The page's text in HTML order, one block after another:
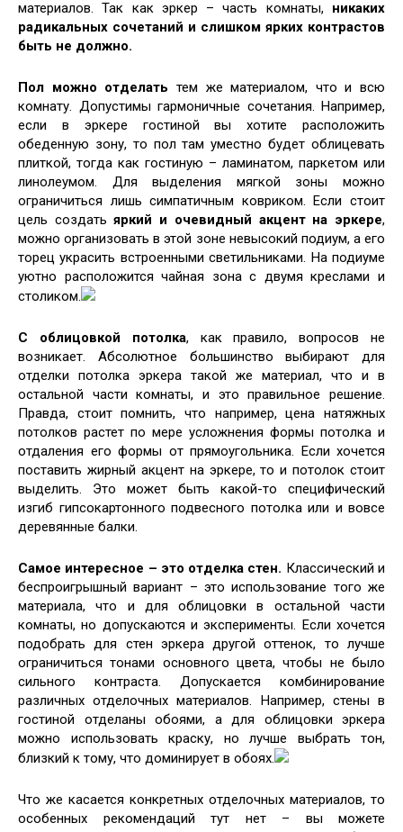
материалов. Так как эркер – часть комнаты, никаких
радикальных сочетаний и слишком ярких контрастов
быть не должно.
Пол можно отделать тем же материалом, что и всю
комнату. Допустимы гармоничные сочетания. Например,
если в эркере гостиной вы хотите расположить
обеденную зону, то пол там уместно будет облицевать
плиткой, тогда как гостиную – ламинатом, паркетом или
линолеумом. Для выделения мягкой зоны можно
ограничиться лишь симпатичным ковриком. Если стоит
цель создатьяркий и очевидный акцент на эркере,
можно организовать в этой зоне невысокий подиум, а его
торец украсить встроенными светильниками. На подиуме
уютно расположится чайная зона с двумя креслами и
столиком.
С облицовкой потолка, как правило, вопросов не
возникает. Абсолютное большинство выбирают для
отделки потолка эркера такой же материал, что и в
остальной части комнаты, и это правильное решение.
Правда, стоит помнить, что например, цена натяжных
потолков растет по мере усложнения формы потолка и
отдаления его формы от прямоугольника. Если хочется
поставить жирный акцент на эркере, то и потолок стоит
выделить. Это может быть какой-то специфический
изгиб гипсокартонного подвесного потолка или и вовсе
деревянные балки.
Самое интересное – это отделка стен. Классический и
беспроигрышный вариант – это использование того же
материала, что и для облицовки в остальной части
комнаты, но допускаются и эксперименты. Если хочется
подобрать для стен эркера другой оттенок, то лучше
ограничиться тонами основного цвета, чтобы не было
сильного контраста. Допускается комбинирование
различных отделочных материалов. Например, стены в
гостиной отделаны обоями, а для облицовки эркера
можно использовать краску, но лучше выбрать тон,
близкий к тому, что доминирует в обоях.
Что же касается конкретных отделочных материалов, то
особенных рекомендаций тут нет – вы можете